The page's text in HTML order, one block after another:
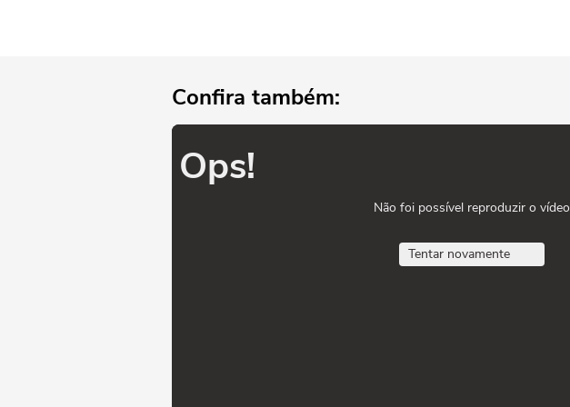
Confira também:
Ops!
Não foi possível reproduzir o vídeo
Tentar novamente